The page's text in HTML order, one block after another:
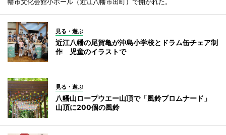
幡市文化会館小ホール（近江八幡市出町）で開かれた。
見る・遊ぶ
近江八幡の尾賀亀が沖島小学校とドラム缶チェア制
作 児童のイラストで
見る・遊ぶ
八幡山ロープウエー山頂で「風鈴プロムナード」
山頂に200個の風鈴